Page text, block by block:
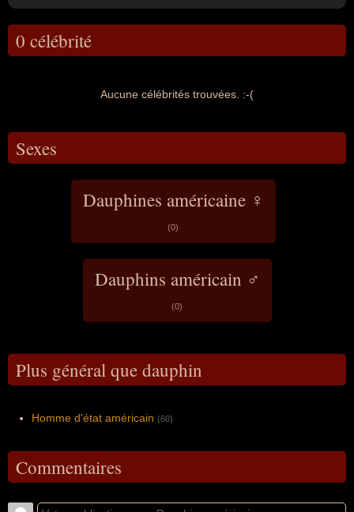
0 célébrité
Aucune célébrités trouvées. :-(
Sexes
Dauphines américaine ♀
(0)
Dauphins américain ♂
(0)
Plus général que dauphin
Homme d'état américain (60)
Commentaires